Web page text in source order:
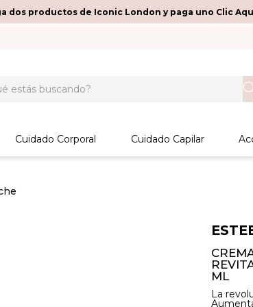
dos productos de Iconic London y paga uno Clic
Cuidado Corporal Cuidado Capilar
ML
La